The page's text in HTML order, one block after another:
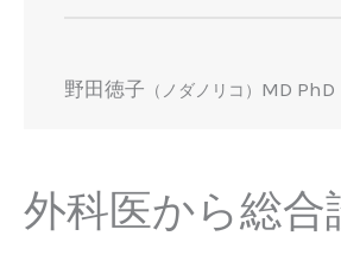
野田徳子 （ノダノリコ） MD PhD
外科医から総合